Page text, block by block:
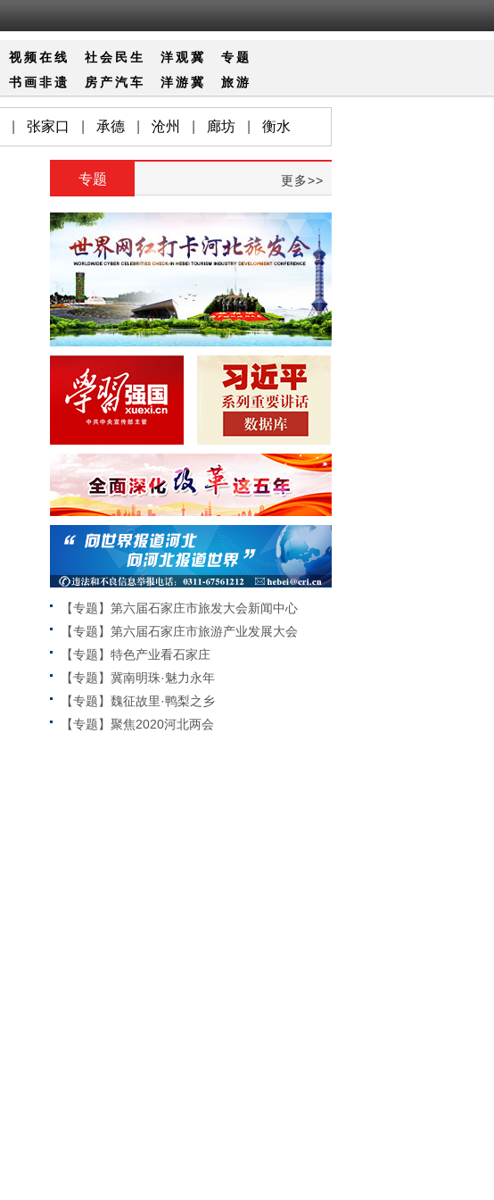
视频在线 社会 民生 洋观冀
专题
书画非遗 房产汽车 洋游冀 旅游
张家口 承德 沧州 廊坊 衡水
专题 更多>>
【专题】第六届石家庄市旅发大会新闻中心
【专题】第六届石家庄市旅游产业发展大会
【专题】特色产业看石家庄
【专题】冀南明珠·魅力永年
【专题】魏征故里·鸭梨之乡
【专题】聚焦2020河北两会